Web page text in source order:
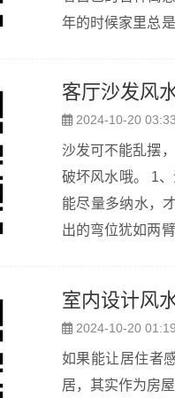
年的时候家里总
客厅沙发风
2024-10-20
沙发可不能乱摆
破坏风水哦。 1
能尽量多纳水，
出的弯位犹如两
室内设计风
2024-10-20
如果能让居住者
居，其实作为房